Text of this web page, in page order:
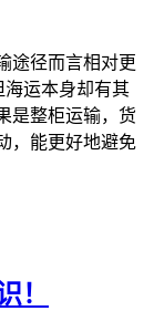
途径而言相对更
海运本身却有其
是整柜运输，货
，能更好地避免
！